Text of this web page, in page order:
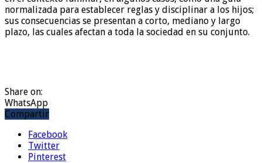
normalizada para establecer reglas y disciplinar a los hijos;
sus consecuencias se presentan a corto, mediano y largo
plazo, las cuales afectan a toda la sociedad en su conjunto.
Share on:
WhatsApp
Compartir
Facebook
Twitter
Pinterest